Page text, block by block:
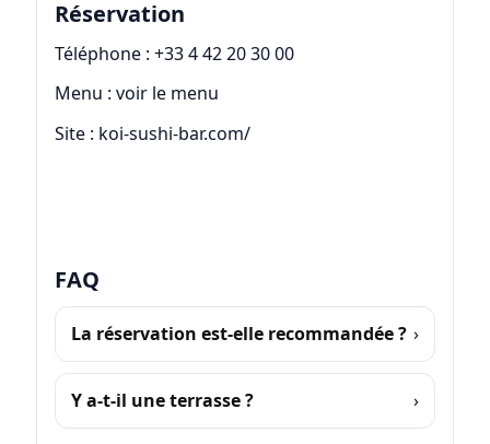
Réservation
Téléphone : +33 4 42 20 30 00
Menu : voir le menu
Site : koi-sushi-bar.com/
FAQ
La réservation est-elle recommandée ?
Y a-t-il une terrasse ?